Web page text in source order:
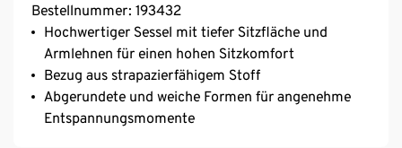
Bestellnummer: 193432
Hochwertiger Sessel mit tiefer Sitzfläche und
Armlehnen für einen hohen Sitzkomfort
Bezug aus strapazierfähigem Stoff
Abgerundete und weiche Formen für angenehme
Entspannungsmomente